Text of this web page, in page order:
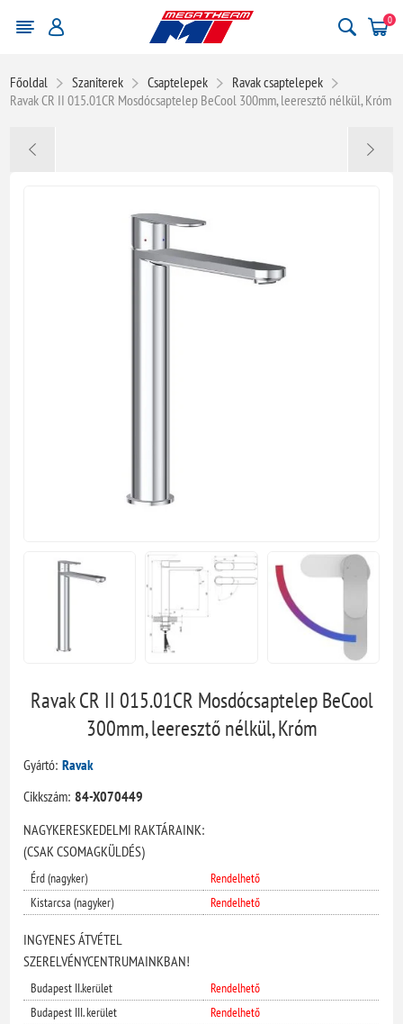
0
Főoldal Szaniterek Csaptelepek
Ravak csaptelepek
Ravak CR II 015.01CR Mosdócsaptelep BeCool 300mm, leeresztő nélkül, Króm
Ravak CR II 015.01CR Mosdócsaptelep BeCool
300mm, leeresztő nélkül, Króm
Gyártó: Ravak
Cikkszám: 84-X070449
NAGYKERESKEDELMI RAKTÁRAINK:
(CSAK CSOMAGKÜLDÉS)
Érd (nagyker)
Rendelhető
Kistarcsa (nagyker)
Rendelhető
INGYENES ÁTVÉTEL
SZERELVÉNYCENTRUMAINKBAN!
Budapest II.kerület
Rendelhető
Budapest III. kerület
Rendelhető